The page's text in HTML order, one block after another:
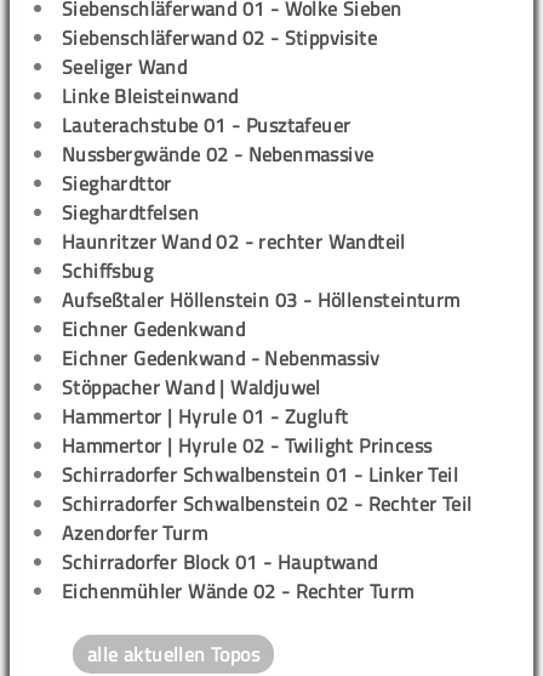
Siebenschläferwand 01 - Wolke Sieben
Siebenschläferwand 02 - Stippvisite
Seeliger Wand
Linke Bleisteinwand
Lauterachstube 01 - Pusztafeuer
Nussbergwände 02 - Nebenmassive
Sieghardttor
Sieghardtfelsen
Haunritzer Wand 02 - rechter Wandteil
Schiffsbug
Aufseßtaler Höllenstein 03 - Höllensteinturm
Eichner Gedenkwand
Eichner Gedenkwand - Nebenmassiv
Stöppacher Wand | Waldjuwel
Hammertor | Hyrule 01 - Zugluft
Hammertor | Hyrule 02 - Twilight Princess
Schirradorfer Schwalbenstein 01 - Linker Teil
Schirradorfer Schwalbenstein 02 - Rechter Teil
Azendorfer Turm
Schirradorfer Block 01 - Hauptwand
Eichenmühler Wände 02 - Rechter Turm
alle aktuellen Topos